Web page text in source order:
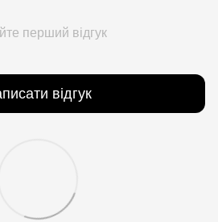
перший відгук
відгук